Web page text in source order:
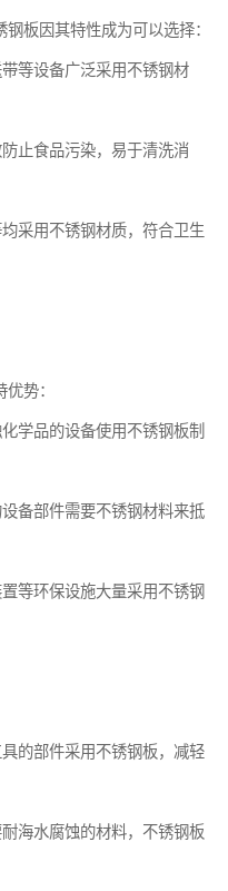
板因其特性成为可以选择：
等设备广泛采用不锈钢材
止食品污染，易于清洗消
采用不锈钢材质，符合卫生
势：
学品的设备使用不锈钢板制
备部件需要不锈钢材料来抵
等环保设施大量采用不锈钢
的部件采用不锈钢板，减轻
海水腐蚀的材料，不锈钢板